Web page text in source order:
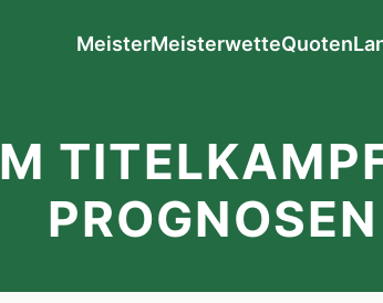
MeisterMeisterwetteQuoten
PROGNOSEN